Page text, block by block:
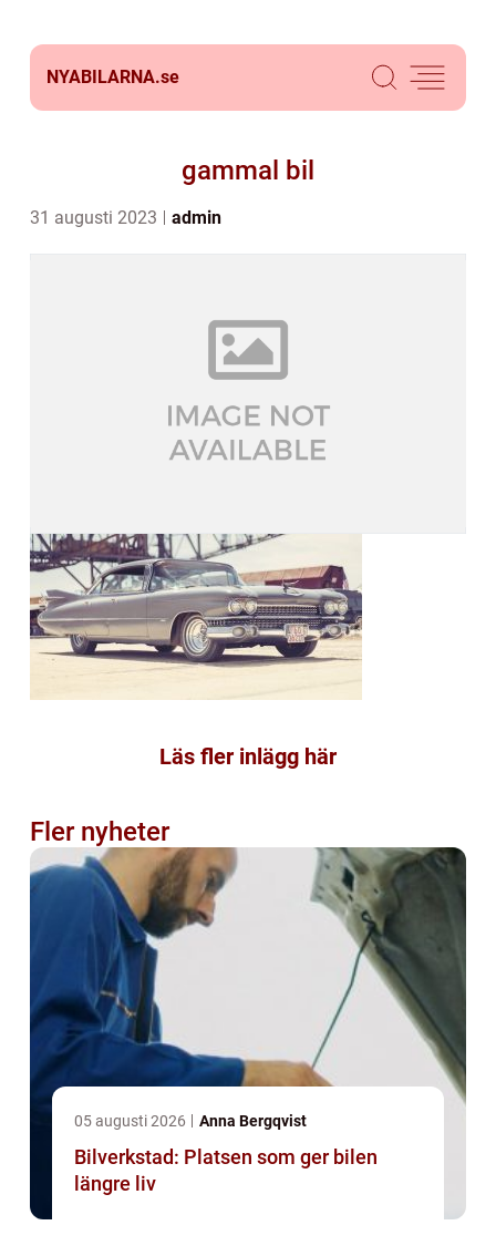
NYABILARNA.se
gammal bil
31 augusti 2023 admin
Läs fler inlägg här
Fler nyheter
05 augusti 2026 Anna Bergqvist
Bilverkstad: Platsen som ger bilen
längre liv